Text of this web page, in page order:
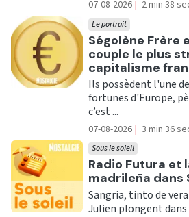
07-08-2026 | 2 min 38
Ecouter
Ségolène Frère
couple le plus
capitalisme
Le portrait
Ils possèdent l'une
fortunes d'Europe,
c’est ...
07-08-2026 | 3 min 36
Ecouter
Radio Futura et
madrileña dans
Sous le soleil
Sangria, tinto de
Julien plongent dans